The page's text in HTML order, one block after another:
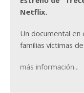
Netflix.
Un documental en
familias víctimas
más información...